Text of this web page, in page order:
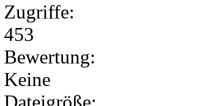
Zugriffe:
453
Bewertung:
Keine